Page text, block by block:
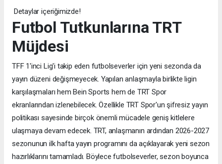
Detaylar içeriğimizde!
Futbol Tutkunlarına TRT
Müjdesi
TFF 1'inci Lig'i takip eden futbolseverler için yeni sezonda da
yayın düzeni değişmeyecek. Yapılan anlaşmayla birlikte ligin
karşılaşmaları hem Bein Sports hem de TRT Spor
ekranlarından izlenebilecek. Özellikle TRT Spor'un şifresiz yayın
politikası sayesinde birçok önemli mücadele geniş kitlelere
ulaşmaya devam edecek. TRT, anlaşmanın ardından 2026-2027
sezonunun ilk hafta yayın programını da açıklayarak yeni sezon
hazırlıklarını tamamladı. Böylece futbolseverler, sezon boyunca